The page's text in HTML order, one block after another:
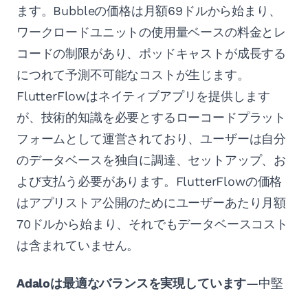
ます。Bubbleの価格は月額69ドルから始まり、
ワークロードユニットの使用量ベースの料金とレ
コードの制限があり、ポッドキャストが成長する
につれて予測不可能なコストが生じます。
FlutterFlowはネイティブアプリを提供します
が、技術的知識を必要とするローコードプラット
フォームとして運営されており、ユーザーは自分
のデータベースを独自に調達、セットアップ、お
よび支払う必要があります。FlutterFlowの価格
はアプリストア公開のためにユーザーあたり月額
70ドルから始まり、それでもデータベースコスト
は含まれていません。
Adaloは最適なバランスを実現しています—中堅